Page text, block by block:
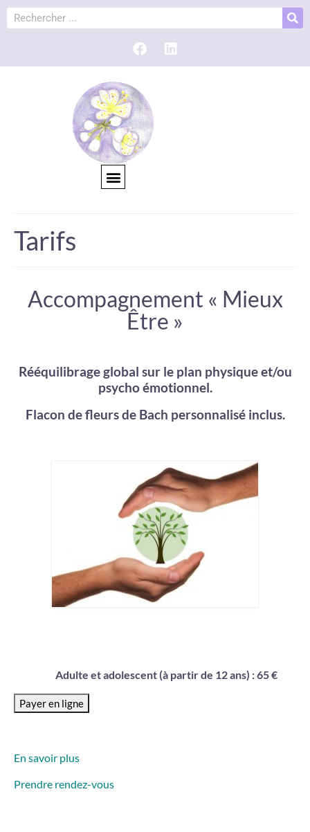
Tarifs
Accompagnement « Mieux
Être »
Rééquilibrage global sur le plan physique et/ou
psycho émotionnel.
Flacon de fleurs de Bach personnalisé inclus.
Adulte et adolescent (à partir de 12 ans) : 65 €
En savoir plus
Prendre rendez-vous